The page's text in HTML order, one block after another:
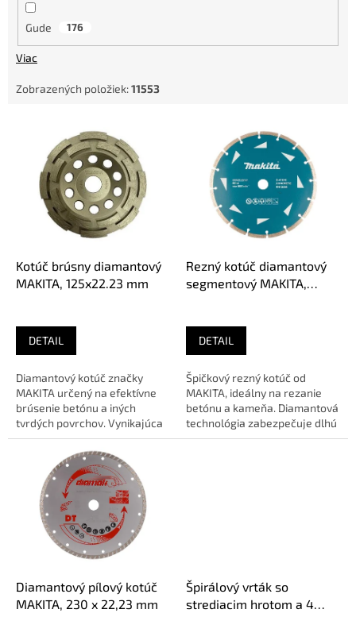
Gude 176
Viac
Zobrazených položiek:11553
Kotúč brúsny diamantový
MAKITA, 125x22.23 mm
DETAIL
Diamantový kotúč značky
MAKITA určený na efektívne
brúsenie betónu a iných
tvrdých povrchov. Vynikajúca
výdrž a presnosť. 🔹 OEM –...
Rezný kotúč diamantový
segmentový MAKITA,
DETAIL
Špičkový rezný kotúč od
MAKITA, ideálny na rezanie
betónu a kameňa. Diamantová
technológia zabezpečuje dlhú
životnosť a precízny rez. 🔹...
Diamantový pílový kotúč
MAKITA, 230 x 22,23 mm
Špirálový vrták so
strediacim hrotom a 4